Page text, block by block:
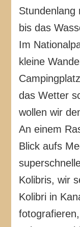
Stundenlang
bis das
Im
kleine
das Wetter
wollen wir
An einem
Blick aufs
Kolibris, wir
Kolibri in